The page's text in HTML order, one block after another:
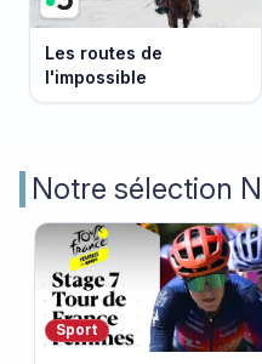
Les routes de
l'impossible
Notre sélection
Sport